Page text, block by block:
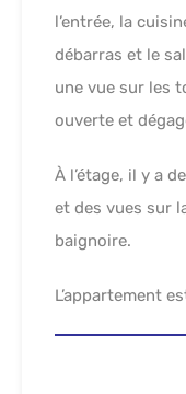
l’entrée, la
débarras et le
une vue sur les
ouverte et
À l’étage, il y a
et des vues sur
baignoire.
L’appartement